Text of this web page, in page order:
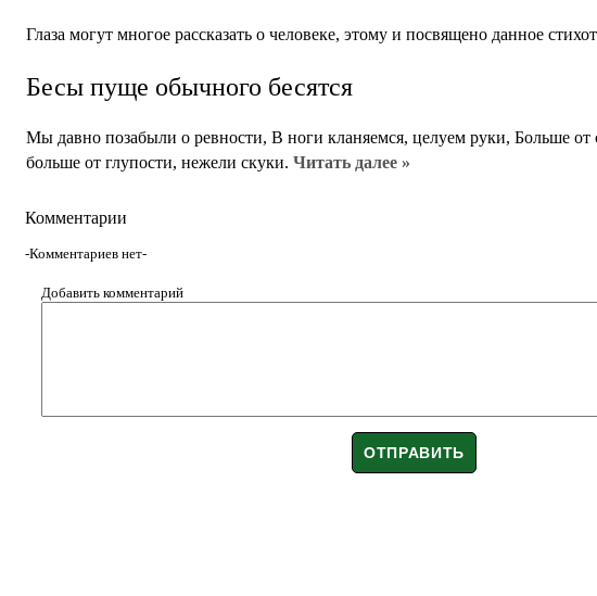
Глаза могут многое рассказать о человеке, этому и посвящено данное
Бесы пуще обычного бесятся
Мы давно позабыли о ревности, В ноги кланяемся, целуем руки, Больше
больше от глупости, нежели скуки. Читать далее »
Комментарии
-Комментариев нет-
Добавить комментарий